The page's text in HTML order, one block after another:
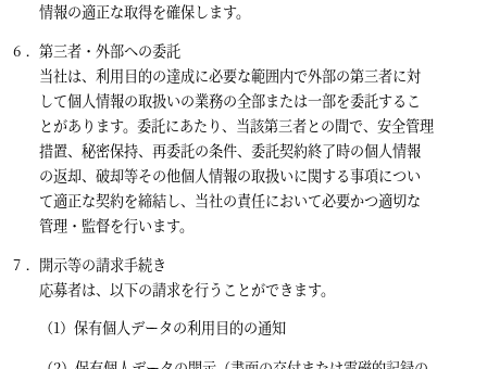
情報の適正な取得を確保します。
第三者・外部への委託
当社は、利用目的の達成に必要な範囲内で外部の第三者に対
して個人情報の取扱いの業務の全部または一部を委託するこ
とがあります。委託にあたり、当該第三者との間で、安全管理
措置、秘密保持、再委託の条件、委託契約終了時の個人情報
の返却、破却等その他個人情報の取扱いに関する事項につい
て適正な契約を締結し、当社の責任において必要かつ適切な
管理・監督を行います。
開示等の請求手続き
応募者は、以下の請求を行うことができます。
保有個人データの利用目的の通知